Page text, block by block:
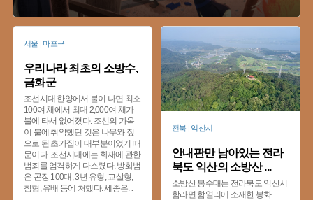
서울 | 마포구
우리나라 최초의 소방수,
금화군
조선시대 한양에서 불이 나면 최소
100여 채에서 최대 2,000여 채가
불에 타서 없어졌다. 조선의 가옥
이 불에 취약했던 것은 나무와 짚
으로 된 초가집이 대부분이었기 때
문이다. 조선시대에는 화재에 관한
범죄를 엄격하게 다스렸다. 방화범
은 곤장 100대, 3년 유형, 교살형,
참형, 유배 등에 처했다. 세종은...
전북 | 익산시
안내판만 남아있는 전라
북도 익산의 소방산...
소방산 봉수대는 전라북도 익산시
함라면 함열리에 소재한 봉화...